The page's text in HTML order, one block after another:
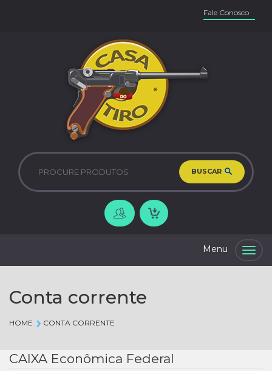
Fale Conosco
BUSCAR
Conta corrente
HOME CONTA CORRENTE
CAIXA Econômica Federal